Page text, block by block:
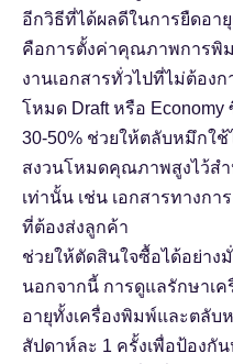
อีกวิธีที่ได้ผลดีในการยืดอา
คือการตั้งค่าคุณภาพการพิ
งานเอกสารทั่วไปที่ไม่ต้อง
โหมด Draft หรือ
30-50% ช่วยให้ตลับหมึกใ
สงวนโหมดคุณภาพสูงไว้ส
เท่านั้น เช่น เอกสารทางก
ที่ต้องส่งลูกค้า
ช่วยให้ตัดสินใจซื้อได้อย่าง
นอกจากนี้ การดูแลรักษาเ
อายุทั้งเครื่องพิมพ์และตลับ
สัปดาห์ละ 1 ครั้งเพื่อป้องกั